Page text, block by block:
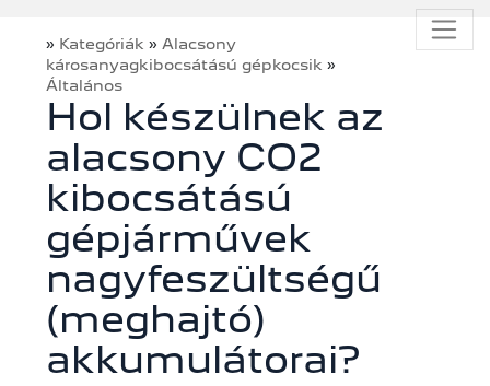
» Kategóriák » Alacsony
károsanyagkibocsátású gépkocsik »
Általános
Hol készülnek az
alacsony CO2
kibocsátású
gépjárművek
nagyfeszültségű
(meghajtó)
akkumulátorai?